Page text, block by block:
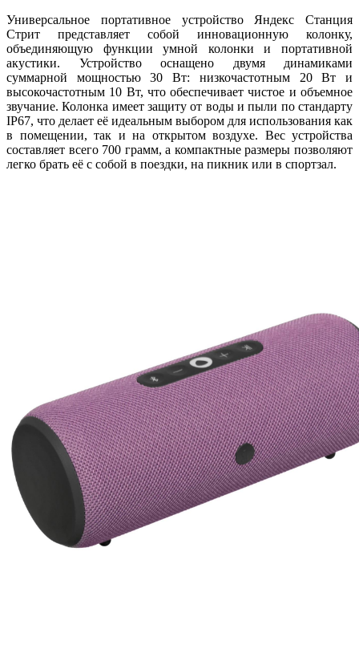
Универсальное портативное устройство Яндекс Станция
Стрит представляет собой инновационную колонку,
объединяющую функции умной колонки и портативной
акустики. Устройство оснащено двумя динамиками
суммарной мощностью 30 Вт: низкочастотным 20 Вт и
высокочастотным 10 Вт, что обеспечивает чистое и объемное
звучание. Колонка имеет защиту от воды и пыли по стандарту
IP67, что делает её идеальным выбором для использования как
в помещении, так и на открытом воздухе. Вес устройства
составляет всего 700 грамм, а компактные размеры позволяют
легко брать её с собой в поездки, на пикник или в спортзал.